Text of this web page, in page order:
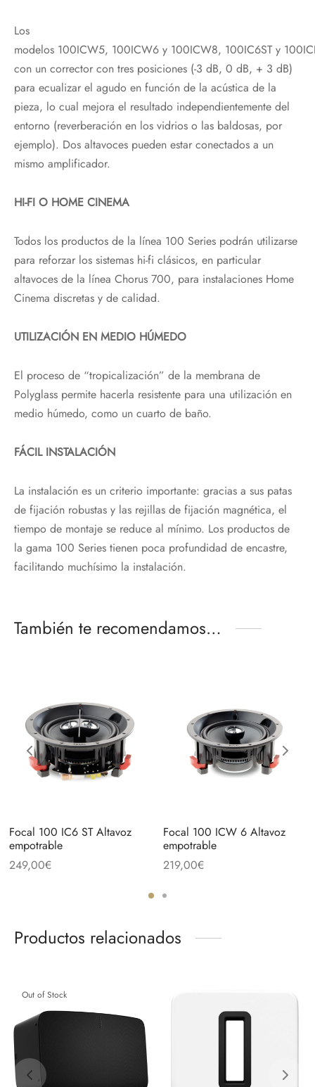
Los
modelos 100ICW5, 100ICW6 y 100ICW8, 100IC6ST y
con un corrector con tres posiciones (-3 dB, 0 dB, + 3 dB)
para ecualizar el agudo en función de la acústica de la
pieza, lo cual mejora el resultado independientemente del
entorno (reverberación en los vidrios o las baldosas, por
ejemplo). Dos altavoces pueden estar conectados a un
mismo amplificador.
HI-FI O HOME CINEMA
Todos los productos de la línea 100 Series podrán utilizarse
para reforzar los sistemas hi-fi clásicos, en particular
altavoces de la línea Chorus 700, para instalaciones Home
Cinema discretas y de calidad.
UTILIZACIÓN EN MEDIO HÚMEDO
El proceso de “tropicalización” de la membrana de
Polyglass permite hacerla resistente para una utilización en
medio húmedo, como un cuarto de baño.
FÁCIL INSTALACIÓN
La instalación es un criterio importante: gracias a sus patas
de fijación robustas y las rejillas de fijación magnética, el
tiempo de montaje se reduce al mínimo. Los productos de
la gama 100 Series tienen poca profundidad de encastre,
facilitando muchísimo la instalación.
También te recomendamos…
Focal 100 IC6 ST Altavoz
empotrable
249,00€
Focal 100 ICW 6 Altavoz
empotrable
219,00€
Productos relacionados
Out of Stock